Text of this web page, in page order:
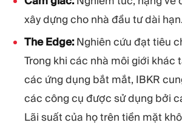
xây dựng cho nhà đầu tư dài hạn.
The Edge:Nghiên cứu đạt tiêu
Trong khi các nhà môi giới khác
các ứng dụng bắt mắt, IBKR
các công cụ được sử dụng bởi
Lãi suất của họ trên tiền mặt